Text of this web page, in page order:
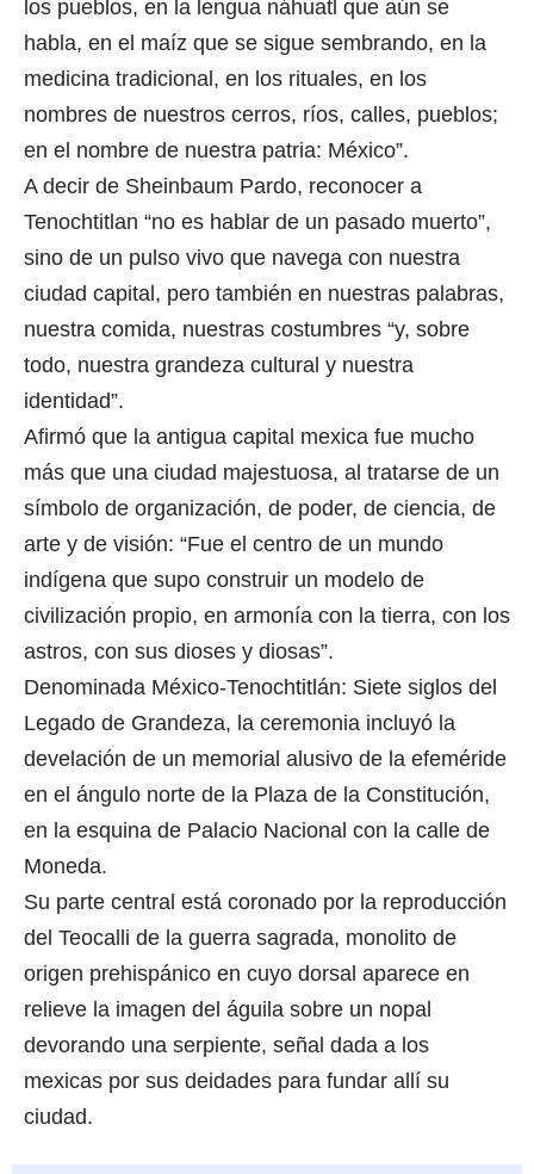
los pueblos, en la lengua náhuatl que aún se
habla, en el maíz que se sigue sembrando, en la
medicina tradicional, en los rituales, en los
nombres de nuestros cerros, ríos, calles, pueblos;
en el nombre de nuestra patria: México”.
A decir de Sheinbaum Pardo, reconocer a
Tenochtitlan “no es hablar de un pasado muerto”,
sino de un pulso vivo que navega con nuestra
ciudad capital, pero también en nuestras palabras,
nuestra comida, nuestras costumbres “y, sobre
todo, nuestra grandeza cultural y nuestra
identidad”.
Afirmó que la antigua capital mexica fue mucho
más que una ciudad majestuosa, al tratarse de un
símbolo de organización, de poder, de ciencia, de
arte y de visión: “Fue el centro de un mundo
indígena que supo construir un modelo de
civilización propio, en armonía con la tierra, con los
astros, con sus dioses y diosas”.
Denominada México-Tenochtitlán: Siete siglos del
Legado de Grandeza, la ceremonia incluyó la
develación de un memorial alusivo de la efeméride
en el ángulo norte de la Plaza de la Constitución,
en la esquina de Palacio Nacional con la calle de
Moneda.
Su parte central está coronado por la reproducción
del Teocalli de la guerra sagrada, monolito de
origen prehispánico en cuyo dorsal aparece en
relieve la imagen del águila sobre un nopal
devorando una serpiente, señal dada a los
mexicas por sus deidades para fundar allí su
ciudad.